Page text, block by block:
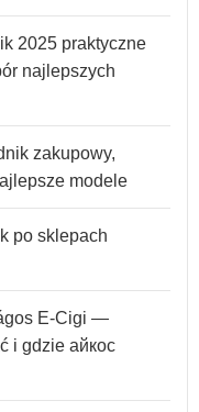
2025 praktyczne
najlepszych
zakupowy,
modele
po sklepach
E-Cigi —
i gdzie айкос